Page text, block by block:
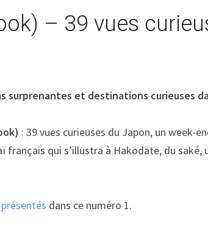
– 39 vues
surprenantes et destinations curieuses
: 39 vues curieuses du Japon, un week-
français qui s’illustra à Hakodate, du saké,
dans ce numéro 1.